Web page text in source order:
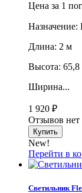
Цена за 1
Назначение:
Длина: 2 м
Высота:
Ширина...
1 920 ₽
Отзывов нет
New!
Перейти в
Светильник